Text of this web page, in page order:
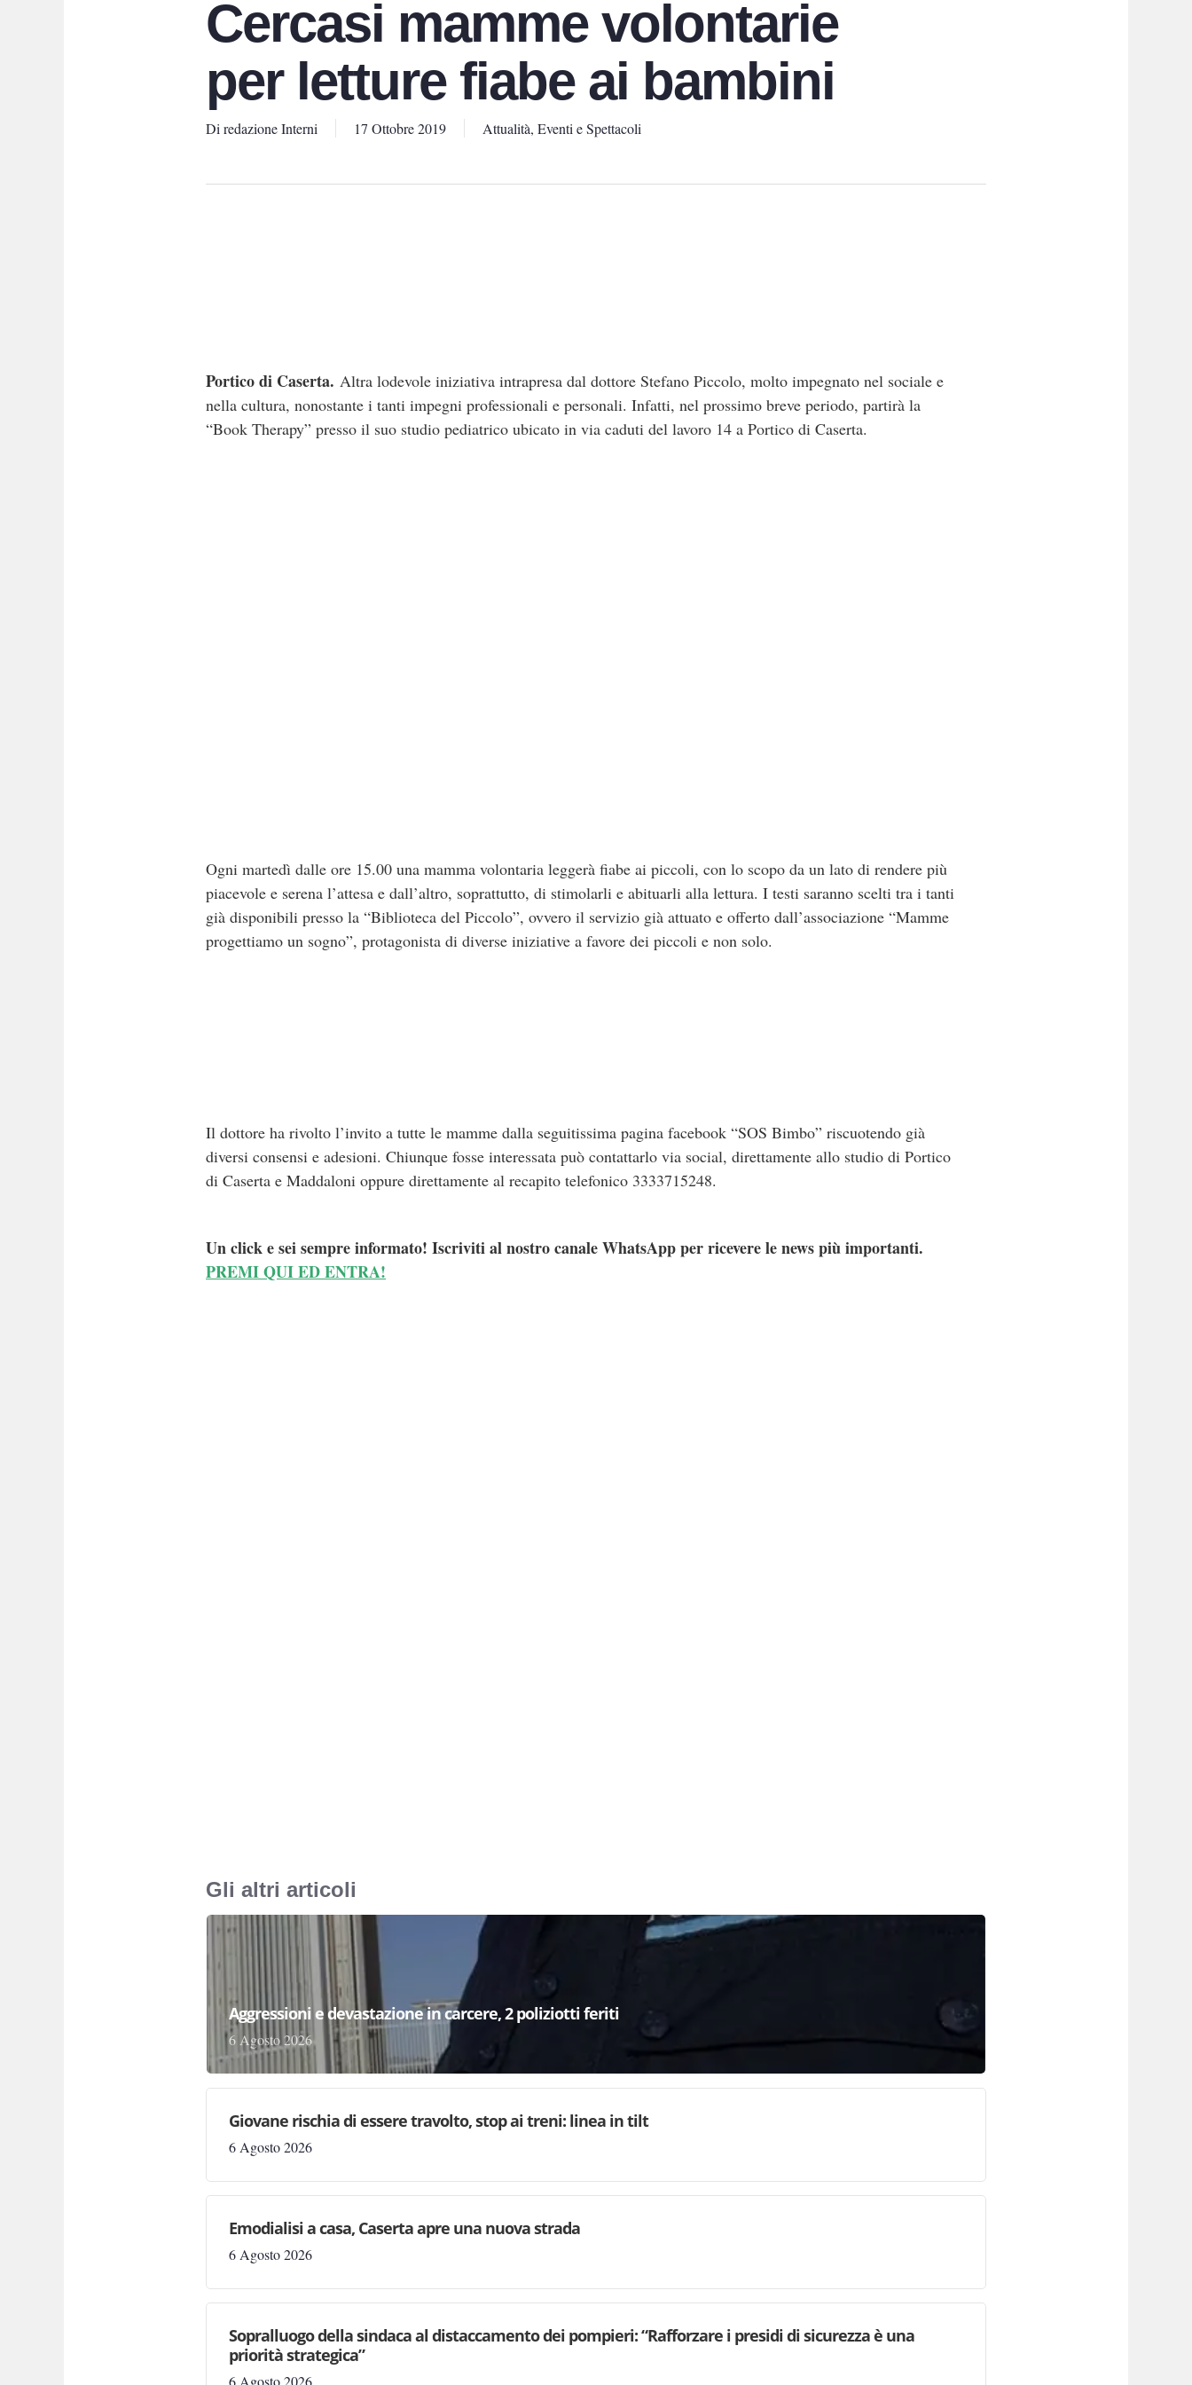
Cercasi mamme volontarie
per letture fiabe ai bambini
Di redazione Interni 17 Ottobre 2019 Attualità, Eventi e Spettacoli
Portico di Caserta. Altra lodevole iniziativa intrapresa dal dottore Stefano Piccolo, molto impegnato nel sociale e
nella cultura, nonostante i tanti impegni professionali e personali. Infatti, nel prossimo breve periodo, partirà la
“Book Therapy” presso il suo studio pediatrico ubicato in via caduti del lavoro 14 a Portico di Caserta.
Ogni martedì dalle ore 15.00 una mamma volontaria leggerà fiabe ai piccoli, con lo scopo da un lato di rendere più
piacevole e serena l’attesa e dall’altro, soprattutto, di stimolarli e abituarli alla lettura. I testi saranno scelti tra i tanti
già disponibili presso la “Biblioteca del Piccolo”, ovvero il servizio già attuato e offerto dall’associazione “Mamme
progettiamo un sogno”, protagonista di diverse iniziative a favore dei piccoli e non solo.
Il dottore ha rivolto l’invito a tutte le mamme dalla seguitissima pagina facebook “SOS Bimbo” riscuotendo già
diversi consensi e adesioni. Chiunque fosse interessata può contattarlo via social, direttamente allo studio di Portico
di Caserta e Maddaloni oppure direttamente al recapito telefonico 3333715248.
Un click e sei sempre informato! Iscriviti al nostro canale WhatsApp per ricevere le news più importanti.
PREMI QUI ED ENTRA!
Gli altri articoli
Aggressioni e devastazione in carcere, 2 poliziotti feriti
6 Agosto 2026
Giovane rischia di essere travolto, stop ai treni: linea in tilt
6 Agosto 2026
Emodialisi a casa, Caserta apre una nuova strada
6 Agosto 2026
Sopralluogo della sindaca al distaccamento dei pompieri: “Rafforzare i presidi di sicurezza è una
priorità strategica”
6 Agosto 2026